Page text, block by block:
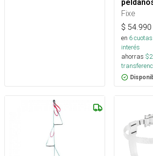
Fixe
$ 54.990
en 6
interés
ahorras $